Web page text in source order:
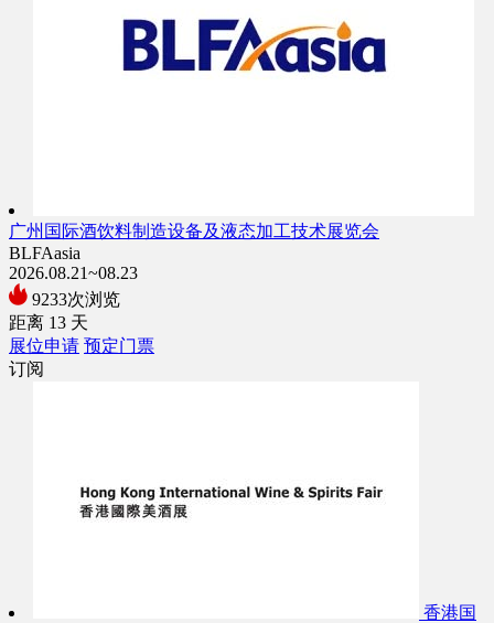
广州国际酒饮料制造设备及液态加工技术展览会
BLFAasia
2026.08.21~08.23
9233次浏览
距离 13 天
展位申请 预定门票
订阅
香港国